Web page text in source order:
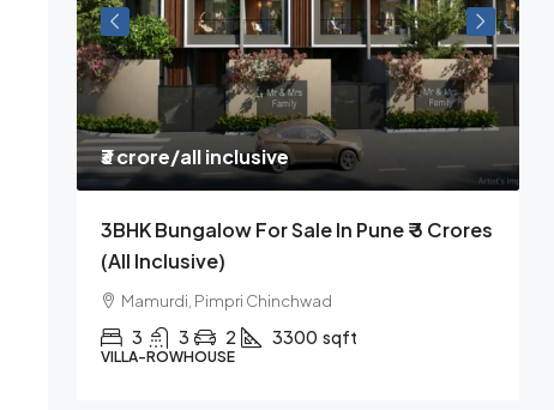
₹3 crore/all inclusive
3BHK Bungalow For Sale In Pune ₹ 3 Crores
(all Inclusive)
Mamurdi, Pimpri Chinchwad
3 3 2 3300 sqft
VILLA-ROWHOUSE